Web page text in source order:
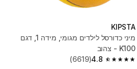
KIPSTA
מיני כדורסל לילדים מגומי, מידה 1, דגם
K100 - צהוב
4.8
4.8 out of 5 stars from 6619 reviews
(6619)